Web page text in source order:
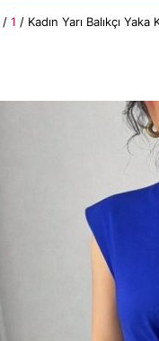
/ 1 / Kadın Yarı Balıkçı